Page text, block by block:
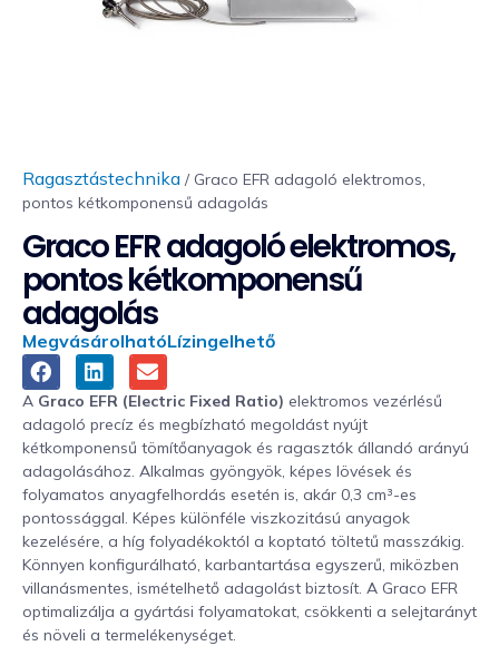
Ragasztástechnika / Graco EFR adagoló elektromos,
pontos kétkomponensű adagolás
Graco EFR adagoló elektromos,
pontos kétkomponensű
adagolás
MegvásárolhatóLízingelhető
A Graco EFR (Electric Fixed Ratio) elektromos vezérlésű
adagoló precíz és megbízható megoldást nyújt
kétkomponensű tömítőanyagok és ragasztók állandó arányú
adagolásához. Alkalmas gyöngyök, képes lövések és
folyamatos anyagfelhordás esetén is, akár 0,3 cm³-es
pontossággal. Képes különféle viszkozitású anyagok
kezelésére, a híg folyadékoktól a koptató töltetű masszákig.
Könnyen konfigurálható, karbantartása egyszerű, miközben
villanásmentes, ismételhető adagolást biztosít. A Graco EFR
optimalizálja a gyártási folyamatokat, csökkenti a selejtarányt
és növeli a termelékenységet.